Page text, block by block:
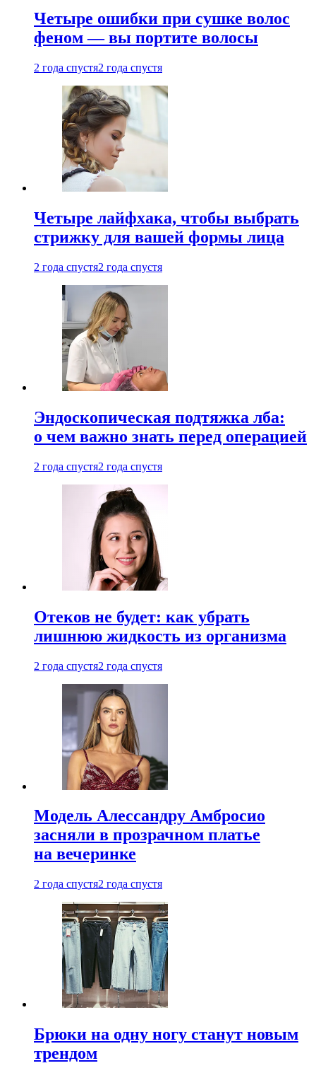
Четыре ошибки при сушке волос
феном — вы портите волосы
2 года спустя2 года спустя
Четыре лайфхака, чтобы выбрать
стрижку для вашей формы лица
2 года спустя2 года спустя
Эндоскопическая подтяжка лба:
о чем важно знать перед операцией
2 года спустя2 года спустя
Отеков не будет: как убрать
лишнюю жидкость из организма
2 года спустя2 года спустя
Модель Алессандру Амбросио
засняли в прозрачном платье
на вечеринке
2 года спустя2 года спустя
Брюки на одну ногу станут новым
трендом